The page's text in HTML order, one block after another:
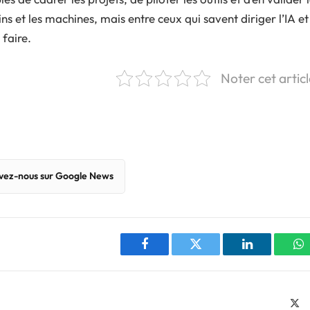
et les machines, mais entre ceux qui savent diriger l’IA et
faire.
Noter cet
nous sur Google News
Facebook Twitter LinkedIn